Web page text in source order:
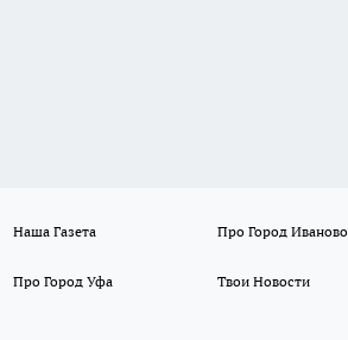
Наша Газета Про Город Иваново
Про Город Уфа Твои Новости